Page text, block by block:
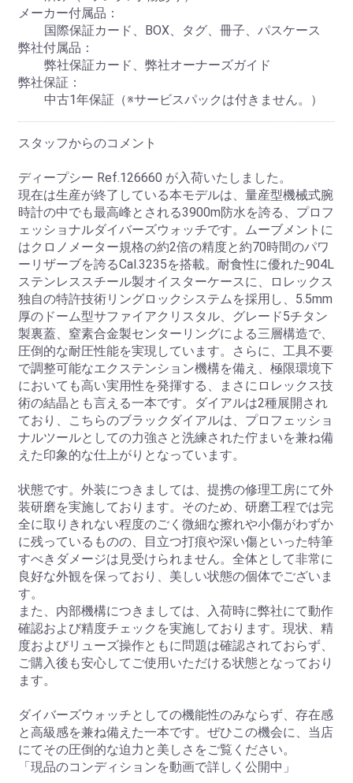
メーカー付属品：
国際保証カード、BOX、タグ、冊子、パスケース
弊社付属品：
弊社保証カード、弊社オーナーズガイド
弊社保証：
中古1年保証（※サービスパックは付きません。）
スタッフからのコメント
ディープシー Ref.126660 が入荷いたしました。
現在は生産が終了している本モデルは、量産型機械式腕
時計の中でも最高峰とされる3900m防水を誇る、プロフ
ェッショナルダイバーズウォッチです。ムーブメントに
はクロノメーター規格の約2倍の精度と約70時間のパワ
ーリザーブを誇るCal.3235を搭載。耐食性に優れた904L
ステンレススチール製オイスターケースに、ロレックス
独自の特許技術リングロックシステムを採用し、5.5mm
厚のドーム型サファイアクリスタル、グレード5チタン
製裏蓋、窒素合金製センターリングによる三層構造で、
圧倒的な耐圧性能を実現しています。さらに、工具不要
で調整可能なエクステンション機構を備え、極限環境下
においても高い実用性を発揮する、まさにロレックス技
術の結晶とも言える一本です。ダイアルは2種展開され
ており、こちらのブラックダイアルは、プロフェッショ
ナルツールとしての力強さと洗練された佇まいを兼ね備
えた印象的な仕上がりとなっています。
状態です。外装につきましては、提携の修理工房にて外
装研磨を実施しております。そのため、研磨工程では完
全に取りきれない程度のごく微細な擦れや小傷がわずか
に残っているものの、目立つ打痕や深い傷といった特筆
すべきダメージは見受けられません。全体として非常に
良好な外観を保っており、美しい状態の個体でございま
す。
また、内部機構につきましては、入荷時に弊社にて動作
確認および精度チェックを実施しております。現状、精
度およびリューズ操作ともに問題は確認されておらず、
ご購入後も安心してご使用いただける状態となっており
ます。
ダイバーズウォッチとしての機能性のみならず、存在感
と高級感を兼ね備えた一本です。ぜひこの機会に、当店
にてその圧倒的な迫力と美しさをご覧ください。
「現品のコンディションを動画で詳しく公開中」